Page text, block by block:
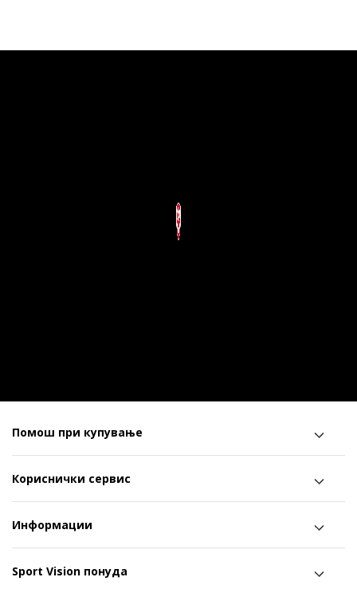
Помош при купување
Кориснички сервис
Информации
Sport Vision понуда